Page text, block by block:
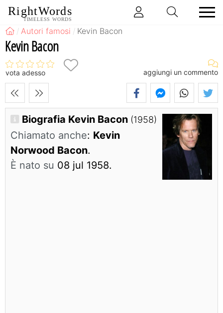
RightWords
TIMELESS WORDS
Autori famosi Kevin Bacon
Kevin Bacon
vota adesso aggiungi un commento
Biografia Kevin Bacon (1958)
Chiamato anche: Kevin
Norwood Bacon.
È nato su 08 jul 1958.